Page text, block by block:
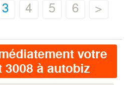
3 4 5 6 >
votre
3008 à autobiz